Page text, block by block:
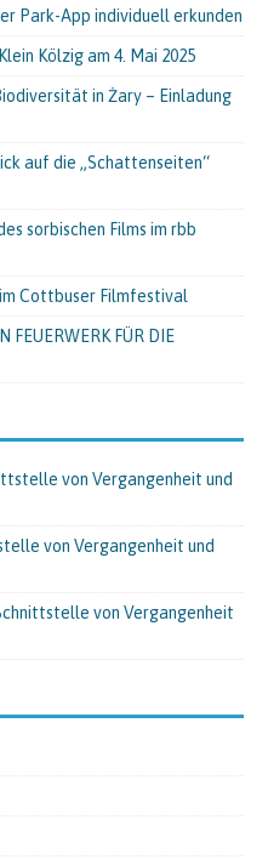
Park-App individuell erkunden
Kölzig am 4. Mai 2025
in Żary – Einladung
auf die „Schattenseiten“
sorbischen Films im rbb
Cottbuser Filmfestival
FÜR DIE
von Vergangenheit und
von Vergangenheit und
von Vergangenheit